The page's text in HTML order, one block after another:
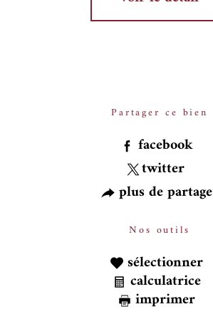
Partager ce bien
facebook
twitter
plus de partage
Nos outils
sélectionner
calculatrice
imprimer